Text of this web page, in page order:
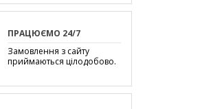
ПРАЦЮЄМО 24/7
Замовлення з сайту
приймаються цілодобово.